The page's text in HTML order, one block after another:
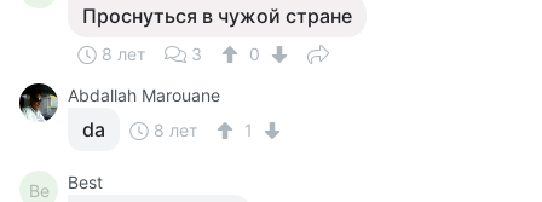
Проснуться в чужой стране
8 лет 3
0
Abdallah Marouane
da 8 лет 1
Be Best